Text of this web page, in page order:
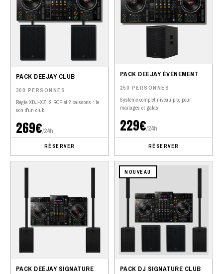
PACK DEEJAY CLUB
300 PERSONNES
Régie XDJ-XZ, 2 RCF et 2 caissons : le
son d'un club
269€/24h
RÉSERVER
PACK DEEJAY ÉVÉNEMENT
250 PERSONNES
Système complet niveau pro, pour
mariages et galas
229€/24h
RÉSERVER
PACK DEEJAY SIGNATURE
NOUVEAU
PACK DJ SIGNATURE CLUB